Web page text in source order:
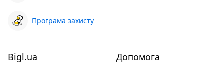
Програма захисту
Bigl.ua Допомога